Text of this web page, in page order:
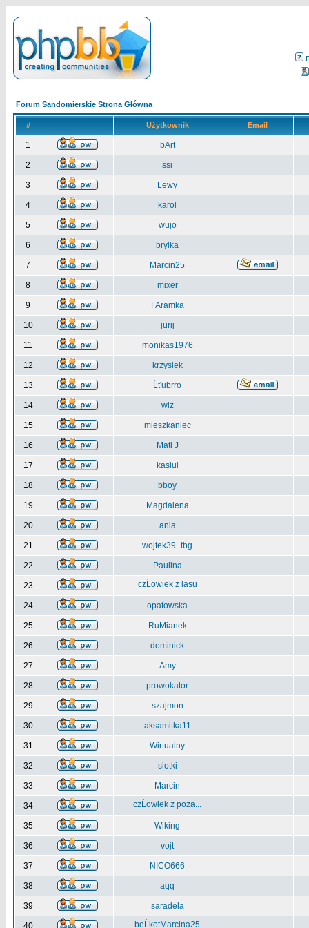
Forum Sandomierskie Strona Główna
# Użytkownik Email
1 bArt
2 ssi
3 Lewy
4 karol
5 wujo
6 brylka
7 Marcin25
8 mixer
9 FAramka
10 jurij
11 monikas1976
12 krzysiek
13 Ĺťubrro
14 wiz
15 mieszkaniec
16 Mati J
17 kasiul
18 bboy
19 Magdalena
20 ania
21 wojtek39_tbg
22 Paulina
23 czĹowiek z lasu
24 opatowska
25 RuMianek
26 dominick
27 Amy
28 prowokator
29 szajmon
30 aksamitka11
31 Wirtualny
32 slotki
33 Marcin
34 czĹowiek z poza...
35 Wiking
36 vojt
37 NICO666
38 aqq
39 saradela
40 beĹkotMarcina25